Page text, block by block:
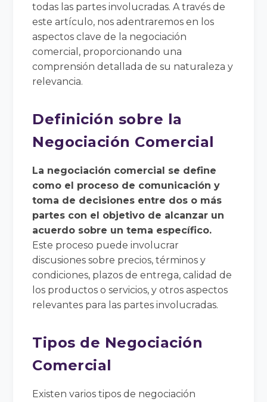
todas las partes involucradas. A través de
este artículo, nos adentraremos en los
aspectos clave de la negociación
comercial, proporcionando una
comprensión detallada de su naturaleza y
relevancia.
Definición sobre la
Negociación Comercial
La negociación comercial se define
como el proceso de comunicación y
toma de decisiones entre dos o más
partes con el objetivo de alcanzar un
acuerdo sobre un tema específico.
Este proceso puede involucrar
discusiones sobre precios, términos y
condiciones, plazos de entrega, calidad de
los productos o servicios, y otros aspectos
relevantes para las partes involucradas.
Tipos de Negociación
Comercial
Existen varios tipos de negociación